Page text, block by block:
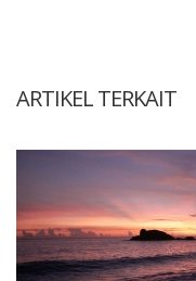
ARTIKEL TERKAIT